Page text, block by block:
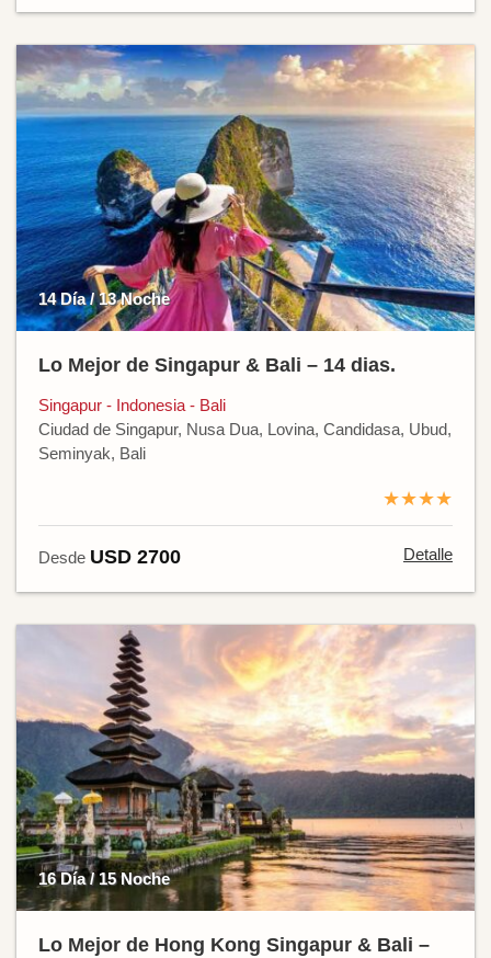
14 Día / 13 Noche
Lo Mejor de Singapur & Bali – 14 dias.
Singapur - Indonesia - Bali
Ciudad de Singapur, Nusa Dua, Lovina, Candidasa, Ubud,
Seminyak, Bali
★★★★
Desde USD 2700 Detalle
16 Día / 15 Noche
Lo Mejor de Hong Kong Singapur & Bali –